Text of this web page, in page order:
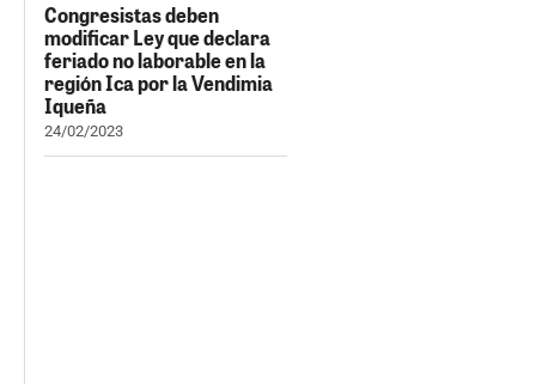
Congresistas deben
modificar Ley que declara
feriado no laborable en la
región Ica por la Vendimia
Iqueña
24/02/2023